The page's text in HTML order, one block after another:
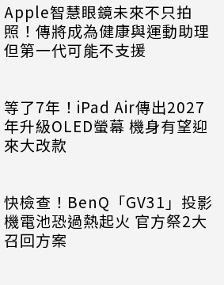
Apple智慧眼鏡未來不只拍
照！傳將成為健康與運動助理
但第一代可能不支援
等了7年！iPad Air傳出2027
年升級OLED螢幕 機身有望迎
來大改款
快檢查！BenQ「GV31」投影
機電池恐過熱起火 官方祭2大
召回方案